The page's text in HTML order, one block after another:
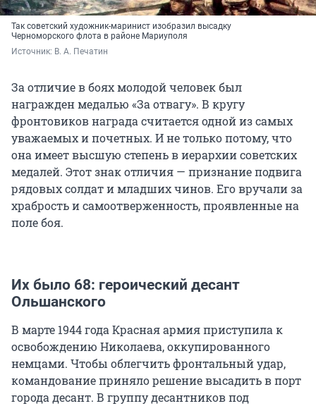
Так советский художник-маринист изобразил высадку
Черноморского флота в районе Мариуполя
Источник: В. А. Печатин
За отличие в боях молодой человек был
награжден медалью «За отвагу». В кругу
фронтовиков награда считается одной из самых
уважаемых и почетных. И не только потому, что
она имеет высшую степень в иерархии советских
медалей. Этот знак отличия — признание подвига
рядовых солдат и младших чинов. Его вручали за
храбрость и самоотверженность, проявленные на
поле боя.
Их было 68: героический десант
Ольшанского
В марте 1944 года Красная армия приступила к
освобождению Николаева, оккупированного
немцами. Чтобы облегчить фронтальный удар,
командование приняло решение высадить в порт
города десант. В группу десантников под